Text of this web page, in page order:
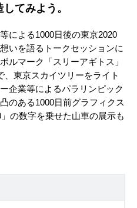
てみよう。
による1000日後の東京2020
いを語るトークセッションに
ルマーク「スリーアギトス」
、東京スカイツリーをライト
企業等によるパラリンピック
のある1000日前グラフィクス
の数字を乗せた山車の展示も